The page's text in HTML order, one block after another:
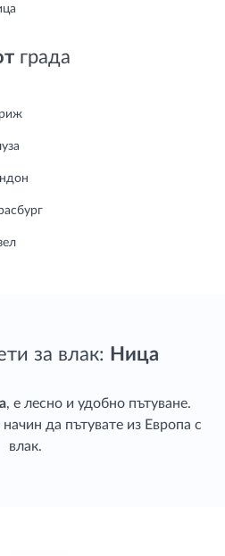
града
за влак: Ница
, е лесно и удобно пътуване.
да пътувате из Европа с
влак.